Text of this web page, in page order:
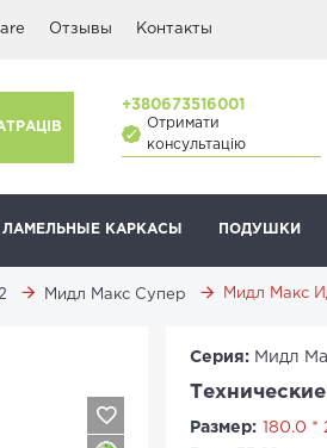
Отзывы Контакты
+380673516001
Отримати
консультацію
ЛАМЕЛЬНЫЕ КАРКАСЫ ПОДУШКИ
Мидл Макс Супер Мидл Макс
Серия: Мидл
Размер: 180.0 *